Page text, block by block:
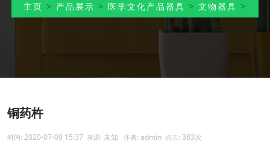
主页 > 产品展示 > 医学文化产品器具 > 文物器具 >
铜药杵
时间: 2020-07-09 15:37 来源: 未知 作者: admin 点击: 383次